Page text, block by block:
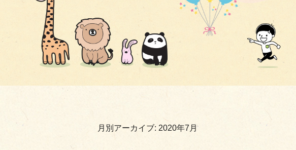
月別アーカイブ: 2020年7月